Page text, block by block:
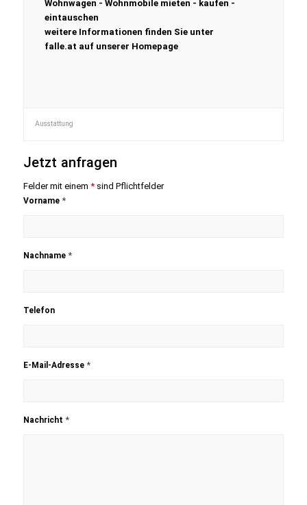
Wohnwagen - Wohnmobile mieten - kaufen -
eintauschen
weitere Informationen finden Sie unter
falle.at auf unserer Homepage​ ​​
Ausstattung
Jetzt anfragen
Felder mit einem *sind Pflichtfelder
Vorname *
Nachname *
Telefon
E-Mail-Adresse *
Nachricht *